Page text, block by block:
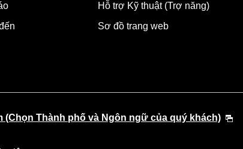
Hỗ trợ Kỹ thuật (Trợ năng)
Sơ đồ trang web
(Chọn Thành phố và Ngôn ngữ của quý khách)